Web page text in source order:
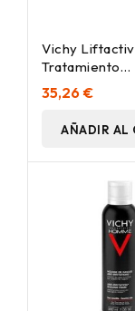
Vichy
Tratamiento
Antiarrugas Y
Global, 50Ml
35,26 €
AÑADIR AL